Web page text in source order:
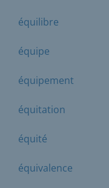
équilibre
équipe
équipement
équitation
équité
équivalence